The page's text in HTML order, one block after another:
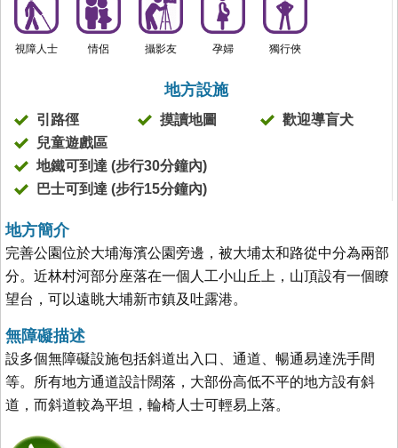
視障人士 情侶 攝影友 孕婦 獨行俠
地方設施
引路徑 摸讀地圖
歡迎導盲犬
兒童遊戲區
地鐵可到達 (步行30分鐘內)
巴士可到達 (步行15分鐘內)
地方簡介
完善公園位於大埔海濱公園旁邊，被大埔太和路從中分為兩部
分。近林村河部分座落在一個人工小山丘上，山頂設有一個瞭
望台，可以遠眺大埔新市鎮及吐露港。
無障礙描述
設多個無障礙設施包括斜道出入口、通道、暢通易達洗手間
等。所有地方通道設計闊落，大部份高低不平的地方設有斜
道，而斜道較為平坦，輪椅人士可輕易上落。